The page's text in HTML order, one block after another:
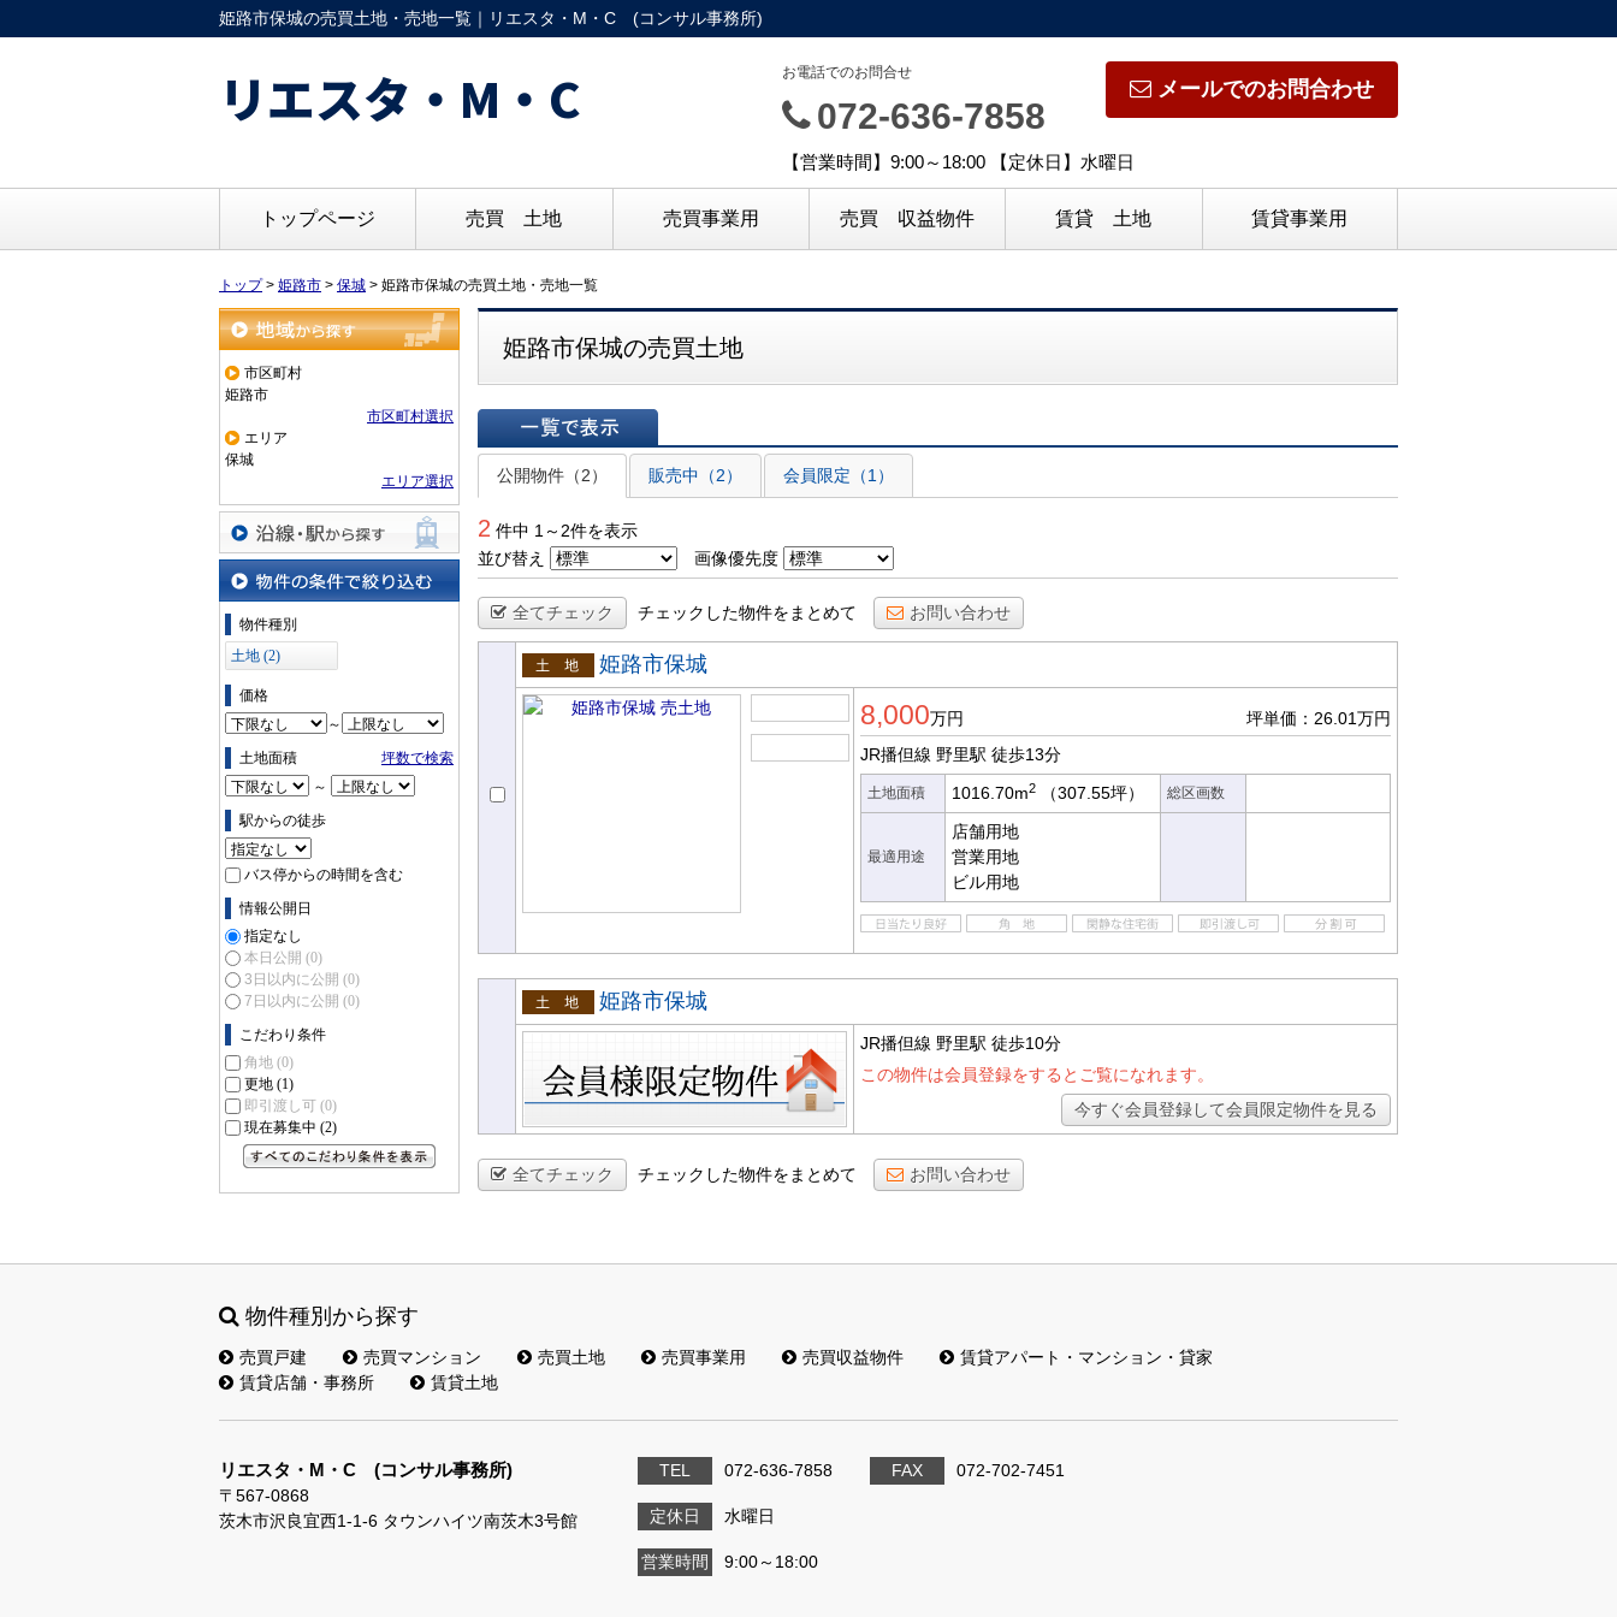
姫路市保城の売買土地・売地一覧｜リエスタ・M・C (コンサル事務所)
リエスタ・M・C メールでのお問合わせ
お電話でのお問合せ
072-636-7858
【営業時間】9:00～18:00 【定休日】水曜日
トップページ 売買 土地 売買事業用 売買 収益物件 賃貸 土地 賃貸事業用
トップ> 姫路市 > 保城 > 姫路市保城の売買土地・売地一覧
地域から探す
市区町村
姫路市
市区町村選択
エリア
保城
エリア選択
沿線・駅から探す
物件の条件で絞り込む
物件種別
土地 (2)
価格
～
土地面積
坪数で検索
～
駅からの徒歩
バス停からの時間を含む
情報公開日
指定なし
本日公開 (0)
3日以内に公開 (0)
7日以内に公開 (0)
こだわり条件
角地 (0)
更地 (1)
即引渡し可 (0)
現在募集中 (2)
姫路市保城の売買土地
一覧で表示
公開物件（2）
販売中（2） 会員限定（1）
2 件中 1～2件を表示
並び替え
画像優先度
全てチェック チェックした物件をまとめて お問い合わせ
売土地
姫路市保城
8,000万円
坪単価：26.01万円
JR播但線 野里駅 徒歩13分
土地面積 1016.70m2 （307.55坪） 総区画数
最適用途
店舗用地
営業用地
ビル用地
土地
姫路市保城
JR播但線 野里駅 徒歩10分
この物件は会員登録をするとご覧になれます。
今すぐ会員登録して会員限定物件を見る
全てチェック チェックした物件をまとめて お問い合わせ
物件種別から探す
売買戸建 売買マンション 売買土地 売買事業用 売買収益物件
賃貸アパート・マンション・貸家
賃貸店舗・事務所
賃貸土地
リエスタ・M・C (コンサル事務所)
〒567-0868
茨木市沢良宜西1-1-6 タウンハイツ南茨木3号館
TEL 072-636-7858 FAX 072-702-7451
定休日 水曜日
営業時間 9:00～18:00